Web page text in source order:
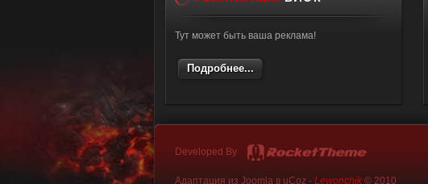
Тут может быть ваша реклама!
Подробнее...
Developed By
Адаптация из Joomla в uCoz - Lewonchik© 2010